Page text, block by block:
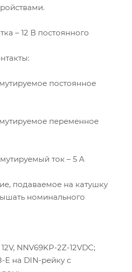
– 12 В постоянного
постоянное
переменное
ток – 5 А
подаваемое на катушку
номинального
NNV69KP-2Z-12VDC;
E на DIN-рейку с